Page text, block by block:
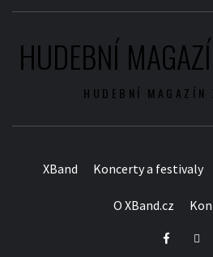
HUDEBNÍ
HUDEBNÍ MAGAZÍN
XBand Koncerty a festivaly
O XBand.cz
Facebook